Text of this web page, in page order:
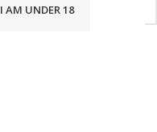
I AM UNDER 18